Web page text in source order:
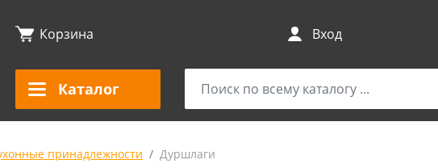
Корзина Вход
Каталог
принадлежности Дуршлаги